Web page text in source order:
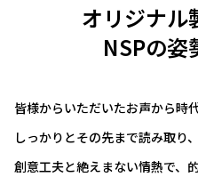
オリジナル
NSPの姿
皆様からいただいたお声から時
しっかりとその先まで読み取り、
創意工夫と絶えまない情熱で、